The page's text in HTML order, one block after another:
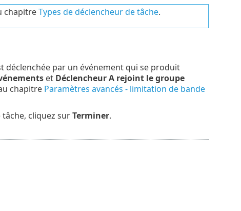
chapitreTypes de déclencheur de tâche.
par un événement qui se produit
et Déclencheur A rejoint le groupe
chapitre Paramètres avancés - limitation de bande
cliquez surTerminer.